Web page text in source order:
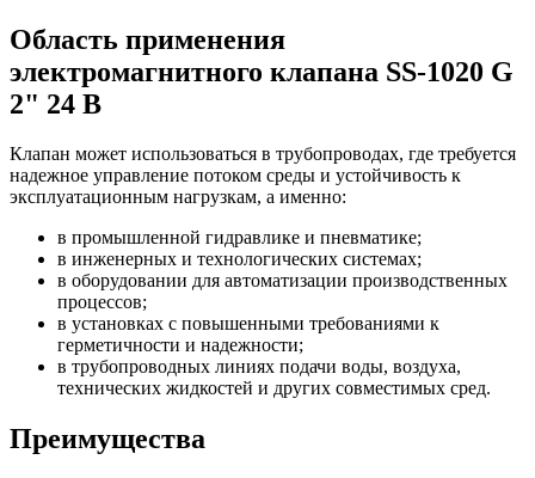
Область применения
электромагнитного клапана SS-1020 G
2" 24 В
Клапан может использоваться в трубопроводах, где требуется
надежное управление потоком среды и устойчивость к
эксплуатационным нагрузкам, а именно:
в промышленной гидравлике и пневматике;
в инженерных и технологических системах;
в оборудовании для автоматизации производственных
процессов;
в установках с повышенными требованиями к
герметичности и надежности;
в трубопроводных линиях подачи воды, воздуха,
технических жидкостей и других совместимых сред.
Преимущества